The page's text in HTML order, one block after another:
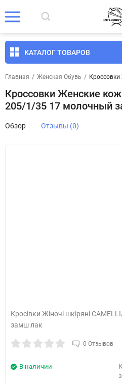
КАТАЛОГ ТОВАРОВ
Главная / Женская Обувь /
Кроссовки Женские
205/1/35 17 молочный
Обзор Отзывы (0)
Кросівки Жіночі шкіряні
замш лак
0 Отзывов
В наличии